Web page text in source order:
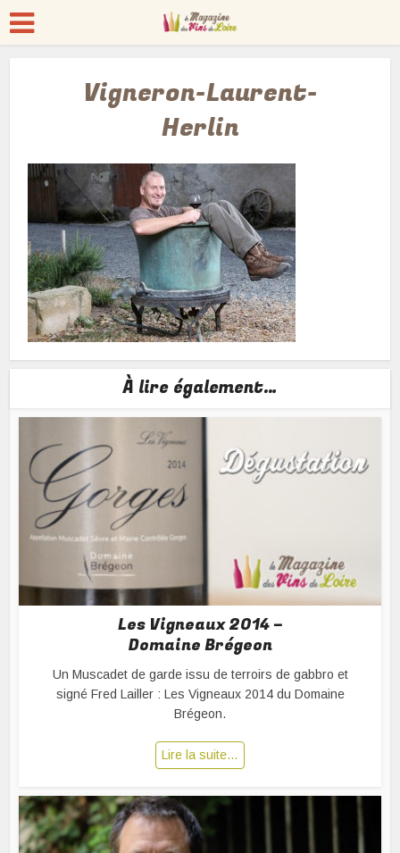
Vigneron-Laurent-
Herlin
À lire également…
Les Vigneaux 2014 –
Domaine Brégeon
Un Muscadet de garde issu de terroirs de gabbro et
signé Fred Lailler : Les Vigneaux 2014 du Domaine
Brégeon.
Lire la suite…